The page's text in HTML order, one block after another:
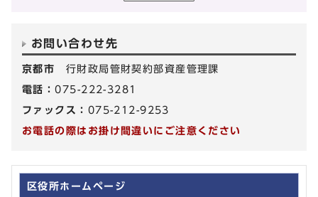
お問い合わせ先
京都市 行財政局管財契約部資産管理課
電話：075-222-3281
ファックス： 075-212-9253
お電話の際はお掛け間違いにご注意ください
区役所ホームページ